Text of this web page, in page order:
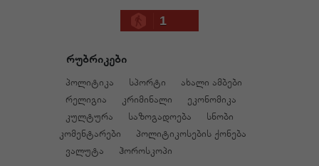
1
რუბრიკები
პოლიტიკა სპორტი
ახალი ამბები
რელიგია
კრიმინალი
ეკონომიკა
კულტურა
საზოგადოება
სნობი
კომენტარები
პოლიტიკოსების ქონება
ვალუტა
ჰოროსკოპი